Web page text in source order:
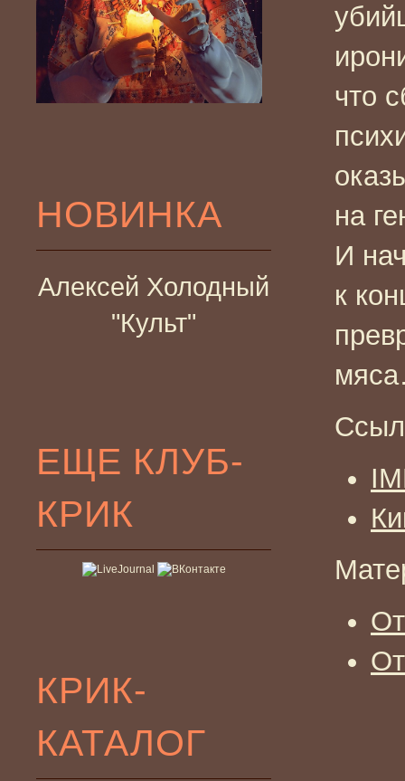
НОВИНКА
Алексей Холодный
"Культ"
ЕЩЕ КЛУБ-
КРИК
КРИК-
КАТАЛОГ
что
на
И
к